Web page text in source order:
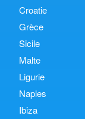
Croatie
Grèce
Sicile
Malte
Ligurie
Naples
Ibiza